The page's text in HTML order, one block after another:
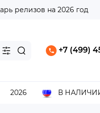
релизов на 2026 год
+7 (499)
2026 В